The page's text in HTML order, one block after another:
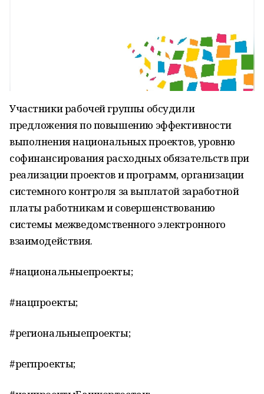
Участники рабочей группы обсудили
предложения по повышению эффективности
выполнения национальных проектов, уровню
софинансирования расходных обязательств при
реализации проектов и программ, организации
системного контроля за выплатой заработной
платы работникам и совершенствованию
системы межведомственного электронного
взаимодействия.
#национальныепроекты;
#нацпроекты;
#региональныепроекты;
#регпроекты;